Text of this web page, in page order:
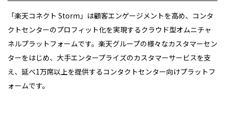
「楽天コネクト Storm 」は顧客エンゲージメントを高め、コンタ
クトセンターのプロフィット化を実現するクラウド型オムニチャ
ネルプラットフォームです。楽天グループの様々なカスタマーセン
ターをはじめ、大手エンタープライズのカスタマーサービスを支
え、延べ1万席以上を提供するコンタクトセンター向けプラットフ
ォームです。